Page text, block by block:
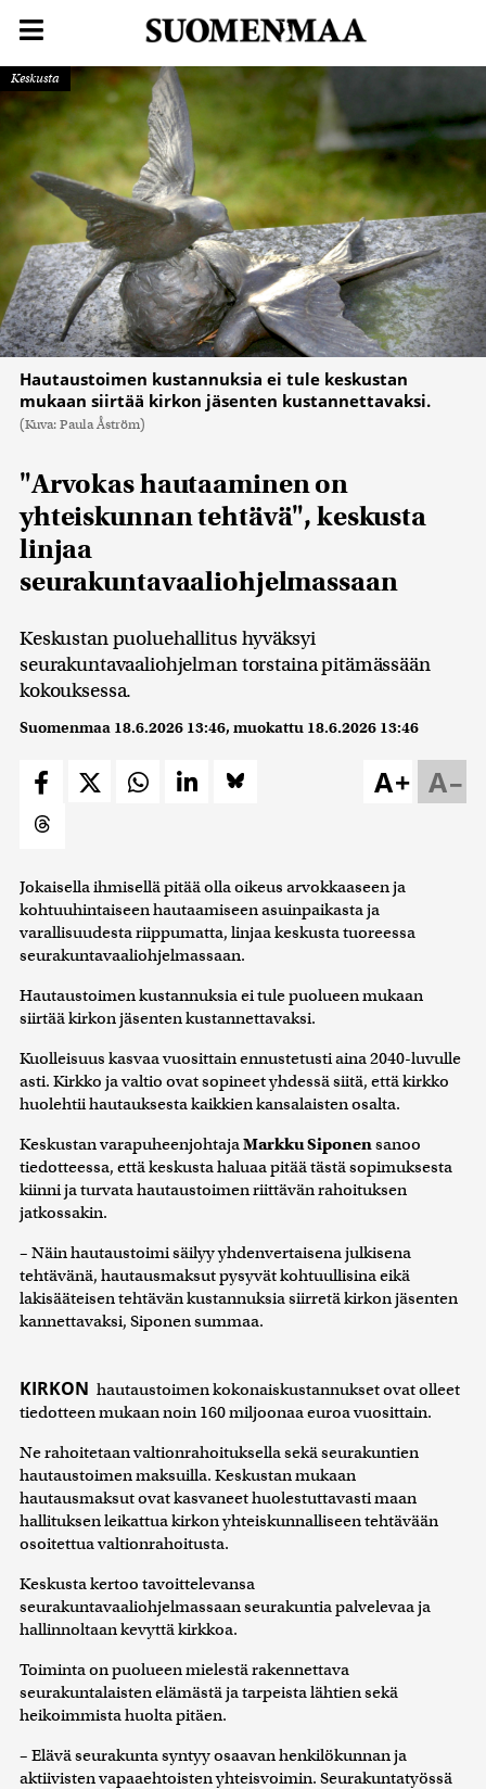
Keskusta
Hautaustoimen kustannuksia ei tule keskustan
mukaan siirtää kirkon jäsenten kustannettavaksi.
(Kuva: Paula Åström)
"Arvokas hautaaminen on
yhteiskunnan tehtävä", keskusta
linjaa
seurakuntavaaliohjelmassaan
Keskustan puoluehallitus hyväksyi
seurakuntavaaliohjelman torstaina pitämässään
kokouksessa.
Suomenmaa 18.6.2026 13:46, muokattu 18.6.2026 13:46
A–
A+
Jokaisella ihmisellä pitää olla oikeus arvokkaaseen ja
kohtuuhintaiseen hautaamiseen asuinpaikasta ja
varallisuudesta riippumatta, linjaa keskusta tuoreessa
seurakuntavaaliohjelmassaan.
Hautaustoimen kustannuksia ei tule puolueen mukaan
siirtää kirkon jäsenten kustannettavaksi.
Kuolleisuus kasvaa vuosittain ennustetusti aina 2040-luvulle
asti. Kirkko ja valtio ovat sopineet yhdessä siitä, että kirkko
huolehtii hautauksesta kaikkien kansalaisten osalta.
Keskustan varapuheenjohtajaMarkku Siponensanoo
tiedotteessa, että keskusta haluaa pitää tästä sopimuksesta
kiinni ja turvata hautaustoimen riittävän rahoituksen
jatkossakin.
– Näin hautaustoimi säilyy yhdenvertaisena julkisena
tehtävänä, hautausmaksut pysyvät kohtuullisina eikä
lakisääteisen tehtävän kustannuksia siirretä kirkon jäsenten
kannettavaksi, Siponen summaa.
KIRKON hautaustoimen kokonaiskustannukset ovat olleet
tiedotteen mukaan noin 160 miljoonaa euroa vuosittain.
Ne rahoitetaan valtionrahoituksella sekä seurakuntien
hautaustoimen maksuilla. Keskustan mukaan
hautausmaksut ovat kasvaneet huolestuttavasti maan
hallituksen leikattua kirkon yhteiskunnalliseen tehtävään
osoitettua valtionrahoitusta.
Keskusta kertoo tavoittelevansa
seurakuntavaaliohjelmassaan seurakuntia palvelevaa ja
hallinnoltaan kevyttä kirkkoa.
Toiminta on puolueen mielestä rakennettava
seurakuntalaisten elämästä ja tarpeista lähtien sekä
heikoimmista huolta pitäen.
– Elävä seurakunta syntyy osaavan henkilökunnan ja
aktiivisten vapaaehtoisten yhteisvoimin. Seurakuntatyössä